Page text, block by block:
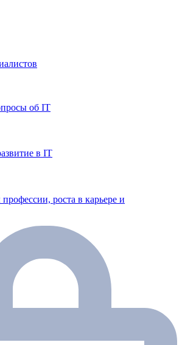
об IT
в IT
роста в карьере и